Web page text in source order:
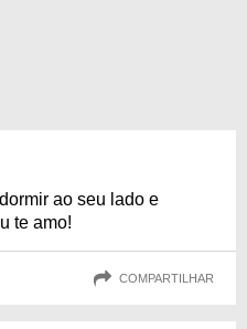
ao seu lado e
te amo!
COMPARTILHAR